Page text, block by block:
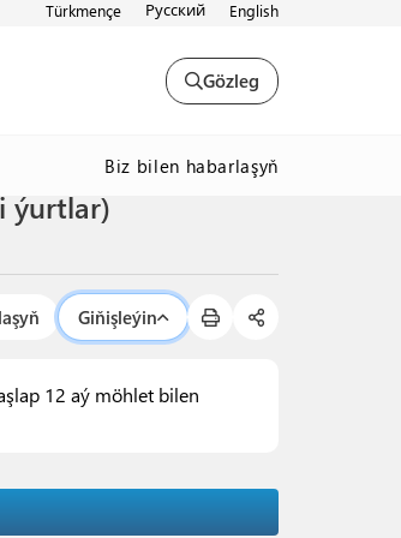
Türkmençe Русский English
Gözleg
Biz bilen habarlaşyň
ýurtlar)
Giňişleýin
12 aý möhlet bilen